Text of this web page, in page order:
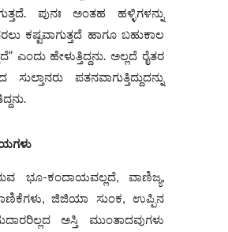
ಪುನಃ ಅಂತಹ ಹಳ್ಳಿಗಳನ್ನು
ಕಷ್ಟವಾಗುತ್ತದೆ ಹಾಗೂ ಬಹುಕಾಲ
ಎಂದು ಹೇಳುತ್ತಿದ್ದನು. ಅಲ್ಲದೆ ರೈತರ
ಪತನವಾಗುತ್ತಿದ್ದುದನ್ನು
ಭೂ-ಕಂದಾಯವಲ್ಲದೆ, ವಾಣಿಜ್ಯ,
ಜಿಜಿಯಾ ಸುಂಕ, ಉಪ್ಪಿನ
ಅಸ್ತಿ ಮುಂತಾದವುಗಳು